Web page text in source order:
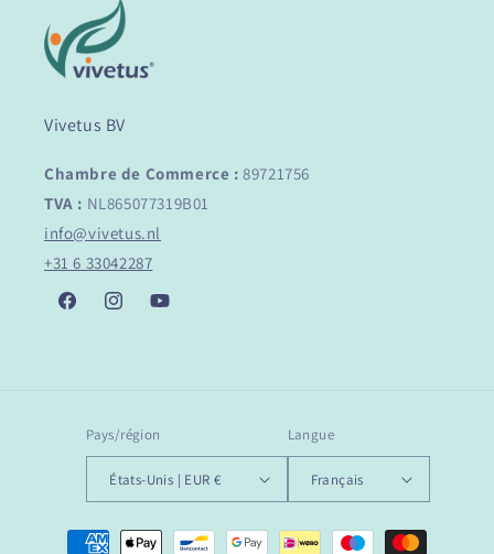
Vivetus BV
Chambre de Commerce : 89721756
TVA : NL865077319B01
info@vivetus.nl
+31 6 33042287
FacebookInstagramYouTube
Pays/région
États-Unis | EUR €
Langue
Français
Moyens